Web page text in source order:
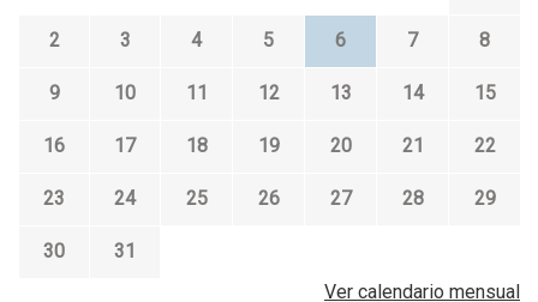
2 3 4 5 6 7 8
9 10 11 12 13 14 15
16 17 18 19 20 21 22
23 24 25 26 27 28 29
30
31
Ver calendario mensual